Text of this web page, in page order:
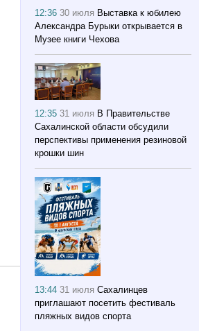
12:3630 июля Выставка к юбилею
Александра Бурыки открывается в
Музее книги Чехова
12:3531 июля В Правительстве
Сахалинской области обсудили
перспективы применения резиновой
крошки шин
13:4431 июля Сахалинцев
приглашают посетить фестиваль
пляжных видов спорта